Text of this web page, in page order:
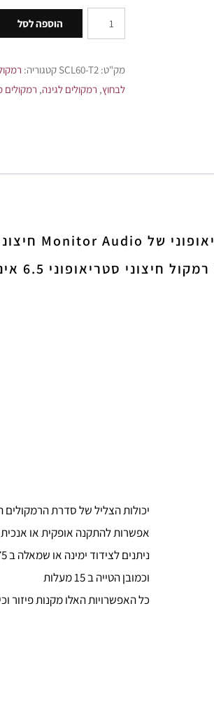
הוספה לסל
מק"ט: SCL60-T2 קטגוריה:
לבחוץ, רמקולים לגינה, רמקולים
יכולות הצליל של סדרת הרמקולים
אפשרות להתקנה אופקית או אנכית
ניתנים לצידוד ימינה או שמאלה ב 175 מעלות
וכמובן הטייה ב 15 מעלות
כל האפשרויות האלו מקנות פיזור